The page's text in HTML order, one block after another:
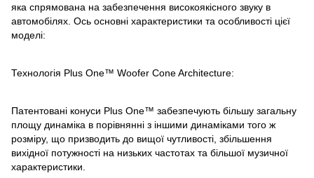
яка спрямована на забезпечення високоякісного звуку в
автомобілях. Ось основні характеристики та особливості цієї
моделі:
Технологія Plus One™ Woofer Cone Architecture:
Патентовані конуси Plus One™ забезпечують більшу загальну
площу динаміка в порівнянні з іншими динаміками того ж
розміру, що призводить до вищої чутливості, збільшення
вихідної потужності на низьких частотах та більшої музичної
характеристики.